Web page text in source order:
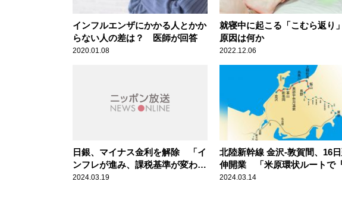
インフルエンザにかかる人とかか
らない人の差は？ 医師が回答
2020.01.08
就寝中に起こる「こむら返り
原因は何か
2022.12.06
日銀、マイナス金利を解除 「イ
ンフレが進み、課税基準が変わら
なければ実質増税になる」辛坊治
2024.03.19
北陸新幹線 金沢-敦賀間、16
伸開業 「米原環状ルートで
巨大山手線』にするのが賢い」
2024.03.14